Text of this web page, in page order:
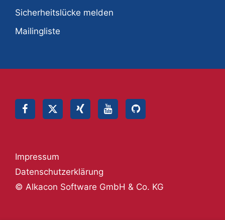
Sicherheitslücke melden
Mailingliste
© Alkacon Software GmbH & Co. KG
Datenschutzerklärung
Impressum